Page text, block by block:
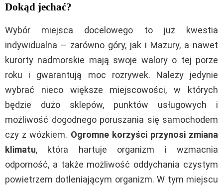
Dokąd jechać?
Wybór miejsca docelowego to już kwestia
indywidualna – zarówno góry, jak i Mazury, a nawet
kurorty nadmorskie mają swoje walory o tej porze
roku i gwarantują moc rozrywek. Należy jedynie
wybrać nieco większe miejscowości, w których
będzie dużo sklepów, punktów usługowych i
możliwość dogodnego poruszania się samochodem
czy z wózkiem. Ogromne korzyści przynosi zmiana
klimatu, która hartuje organizm i wzmacnia
odporność, a także możliwość oddychania czystym
powietrzem dotleniającym organizm. W tym miejscu